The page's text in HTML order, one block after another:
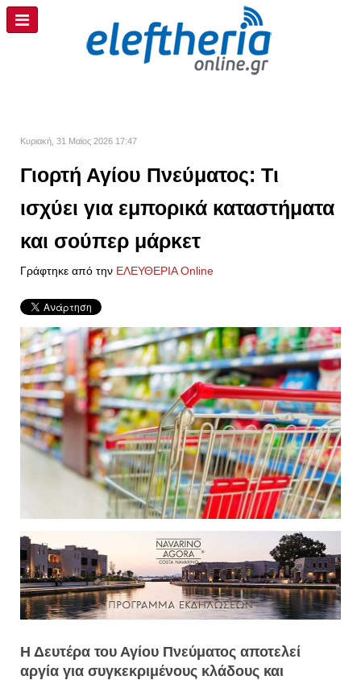
Κυριακή, 31 Μαϊος 2026 17:47
Γιορτή Αγίου Πνεύματος: Τι
ισχύει για εμπορικά καταστήματα
και σούπερ μάρκετ
Γράφτηκε από την ΕΛΕΥΘΕΡΙΑ Online
Η Δευτέρα του Αγίου Πνεύματος αποτελεί
αργία για συγκεκριμένους κλάδους και